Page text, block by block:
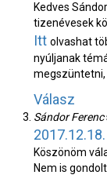
Kedves
tizenévesek
Itt olvashat
nyúljanak
megszüntetni,
Válasz
Sándor Ferenc
Köszönöm
Nem is